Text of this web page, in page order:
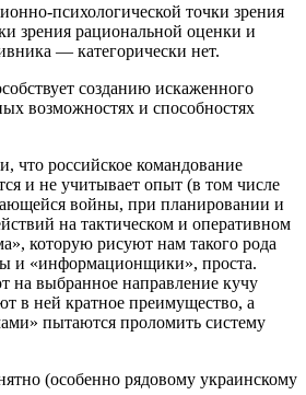
психологической точки зрения
зрения рациональной оценки и
— категорически нет.
созданию искаженного
возможностях и способностях
что российское командование
и не учитывает опыт (в том числе
войны, при планировании и
на тактическом и оперативном
которую рисуют нам такого рода
и «информационщики», проста.
на выбранное направление кучу
в ней кратное преимущество, а
пытаются проломить систему
(особенно рядовому украинскому